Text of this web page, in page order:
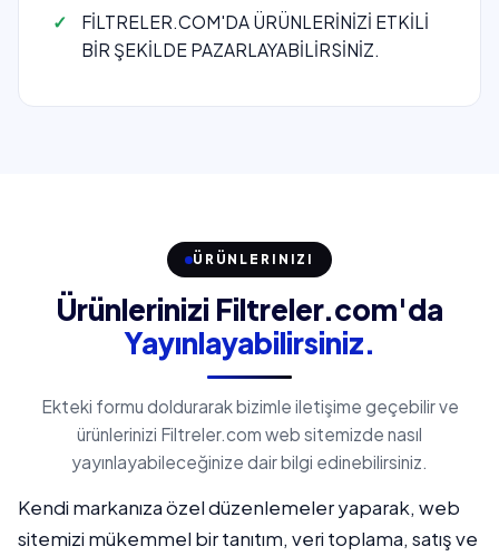
FİLTRELER.COM'DA ÜRÜNLERİNİZİ ETKİLİ
BİR ŞEKİLDE PAZARLAYABİLİRSİNİZ.
ÜRÜNLERINIZI
Ürünlerinizi Filtreler.com'da
Yayınlayabilirsiniz.
Ekteki formu doldurarak bizimle iletişime geçebilir ve
ürünlerinizi Filtreler.com web sitemizde nasıl
yayınlayabileceğinize dair bilgi edinebilirsiniz.
Kendi markanıza özel düzenlemeler yaparak, web
sitemizi mükemmel bir tanıtım, veri toplama, satış ve